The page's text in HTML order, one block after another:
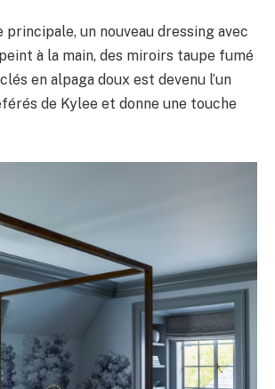
principale, un nouveau dressing avec
à la main, des miroirs taupe fumé
en alpaga doux est devenu l’un
de Kylee et donne une touche